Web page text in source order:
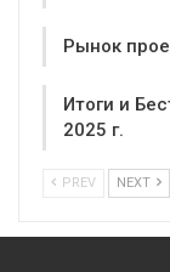
Рынок
Итоги и
2025 г.
PREV NEXT